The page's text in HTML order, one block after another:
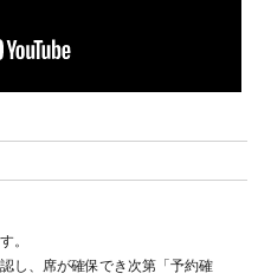
。
し、席が確保でき次第「予約確